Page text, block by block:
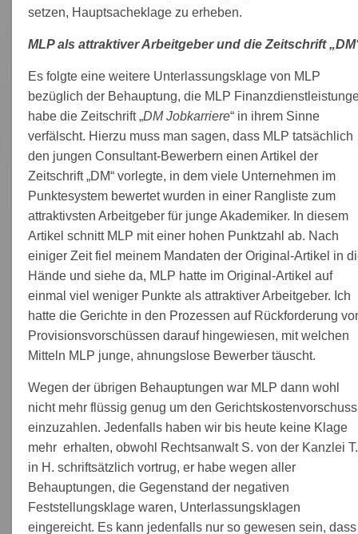
setzen, Hauptsacheklage zu erheben.
MLP als attraktiver Arbeitgeber und die Zeitschrift
Es folgte eine weitere Unterlassungsklage von MLP
bezüglich der Behauptung, die MLP
habe die Zeitschrift „DM Jobkarriere“ in ihrem Sinne
verfälscht. Hierzu muss man sagen, dass MLP tatsächlich
den jungen Consultant-Bewerbern einen Artikel der
Zeitschrift „DM“ vorlegte, in dem viele Unternehmen im
Punktesystem bewertet wurden in einer Rangliste zum
attraktivsten Arbeitgeber für junge Akademiker. In diesem
Artikel schnitt MLP mit einer hohen Punktzahl ab. Nach
einiger Zeit fiel meinem Mandaten der Original-Artikel in
Hände und siehe da, MLP hatte im Original-Artikel auf
einmal viel weniger Punkte als attraktiver Arbeitgeber. Ich
hatte die Gerichte in den Prozessen auf Rückforderung
Provisionsvorschüssen darauf hingewiesen, mit welchen
Mitteln MLP junge, ahnungslose Bewerber täuscht.
Wegen der übrigen Behauptungen war MLP dann wohl
nicht mehr flüssig genug um den Gerichtskostenvorschuss
einzuzahlen. Jedenfalls haben wir bis heute keine Klage
mehr erhalten, obwohl Rechtsanwalt S. von der Kanzlei T.
in H. schriftsätzlich vortrug, er habe wegen aller
Behauptungen, die Gegenstand der negativen
Feststellungsklage waren, Unterlassungsklagen
eingereicht. Es kann jedenfalls nur so gewesen sein, dass